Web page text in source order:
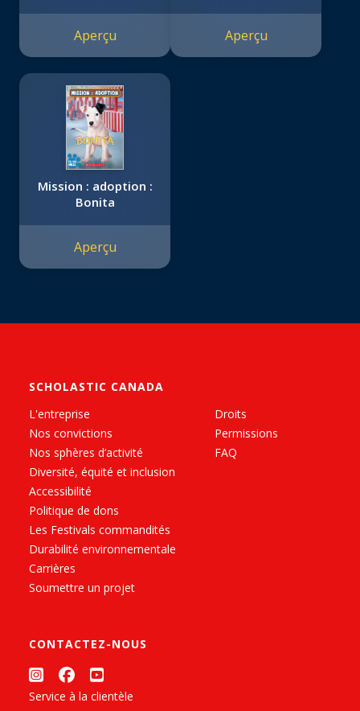
Aperçu Aperçu
Mission : adoption :
Bonita
Aperçu
SCHOLASTIC CANADA
L'entreprise
Nos convictions
Nos sphères d’activité
Diversité, équité et inclusion
Accessibilité
Politique de dons
Les Festivals commandités
Durabilité environnementale
Carrières
Soumettre un projet
Droits
Permissions
FAQ
CONTACTEZ-NOUS
Service à la clientèle